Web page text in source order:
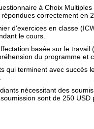
à Choix
correctement en
d'exercices en classe
le cours.
basée sur le
du programme et
qui terminent avec succès
nécessitant des
sont de 250 USD